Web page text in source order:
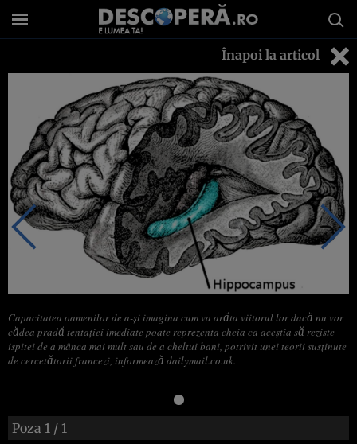
Înapoi la articol
Capacitatea oamenilor de a-şi imagina cum va arăta viitorul lor dacă nu vor
cădea pradă tentaţiei imediate poate reprezenta cheia ca aceştia să reziste
ispitei de a mânca mai mult sau de a cheltui bani, potrivit unei teorii susţinute
de cercetătorii francezi, informează dailymail.co.uk.
Poza 1 / 1